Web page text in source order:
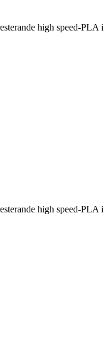
high speed-PLA i
high speed-PLA i